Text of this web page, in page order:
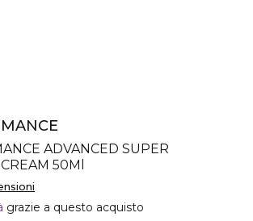
ADVANCED SUPER
50Ml
grazie a questo acquisto